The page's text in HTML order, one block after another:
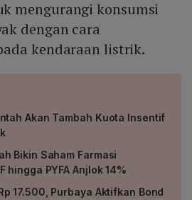
mengurangi konsumsi
dengan cara
kendaraan listrik.
Akan Tambah Kuota Insentif
Bikin Saham Farmasi
hingga PYFA Anjlok 14%
17.500, Purbaya Aktifkan Bond